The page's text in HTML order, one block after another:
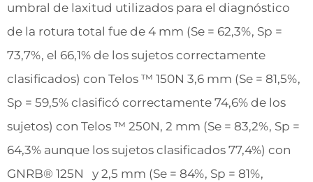
umbral de laxitud utilizados para el diagnóstico
de la rotura total fue de 4 mm (Se = 62,3%, Sp =
73,7%, el 66,1% de los sujetos correctamente
clasificados) con Telos ™ 150N 3,6 mm (Se = 81,5%,
Sp = 59,5% clasificó correctamente 74,6% de los
sujetos) con Telos ™ 250N, 2 mm (Se = 83,2%, Sp =
64,3% aunque los sujetos clasificados 77,4%) con
GNRB® 125N y 2,5 mm (Se = 84%, Sp = 81%,